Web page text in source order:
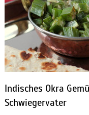
Indisches Okra
Schwiegervater